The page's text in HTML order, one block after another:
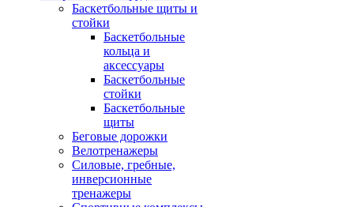
Баскетбольные щиты и
стойки
Баскетбольные
кольца и
аксессуары
Баскетбольные
стойки
Баскетбольные
щиты
Беговые дорожки
Велотренажеры
Силовые, гребные,
инверсионные
тренажеры